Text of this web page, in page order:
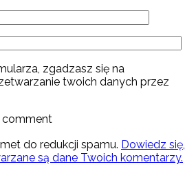
zgadzasz się na
twoich danych przez
comment
do redukcji spamu. Dowiedz się,
są dane Twoich komentarzy.